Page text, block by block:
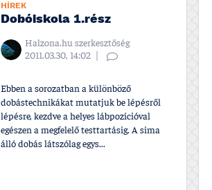
HÍREK
Dobóiskola 1.rész
Halzona.hu szerkesztőség
2011.03.30, 14:02
Ebben a sorozatban a különböző
dobástechnikákat mutatjuk be lépésről
lépésre, kezdve a helyes lábpozí­cióval
egészen a megfelelő testtartásig. A sima
álló dobás látszólag egys...